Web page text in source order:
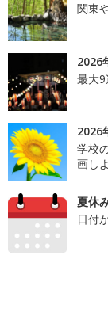
関東
2026
最大9
2026
学校
画し
夏休
日付